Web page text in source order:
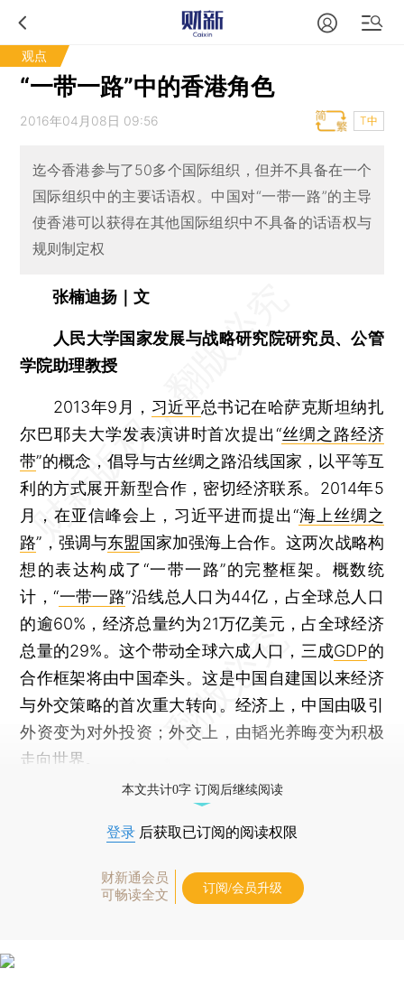
观点
“一带一路”中的香港角色
2016年04月08日 09:56 T中
迄今香港参与了50多个国际组织，但并不具备在一个
国际组织中的主要话语权。中国对“一带一路”的主导
使香港可以获得在其他国际组织中不具备的话语权与
规则制定权
张楠迪扬｜文
人民大学国家发展与战略研究院研究员、公管
学院助理教授
2013年9月， 习近平总书记在哈萨克斯坦纳扎
尔巴耶夫大学发表演讲时首次提出“丝绸之路经济
带”的概念，倡导与古丝绸之路沿线国家，以平等互
利的方式展开新型合作，密切经济联系。2014年5
月，在亚信峰会上，习近平进而提出“海上丝绸之
路”，强调与东盟国家加强海上合作。这两次战略构
想的表达构成了“一带一路”的完整框架。概数统
计，“一带一路”沿线总人口为44亿，占全球总人口
的逾60%，经济总量约为21万亿美元，占全球经济
总量的29%。这个带动全球六成人口，三成GDP的
合作框架将由中国牵头。这是中国自建国以来经济
与外交策略的首次重大转向。经济上，中国由吸引
外资变为对外投资；外交上，由韬光养晦变为积极
走向世界。
本文共计0字 订阅后继续阅读
登录 后获取已订阅的阅读权限
财新通会员
可畅读全文
订阅/会员升级